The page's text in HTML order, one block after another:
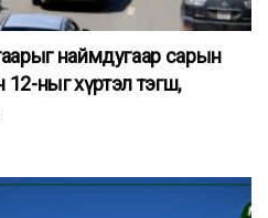
наймдугаар сарын
ныг хүртэл тэгш,